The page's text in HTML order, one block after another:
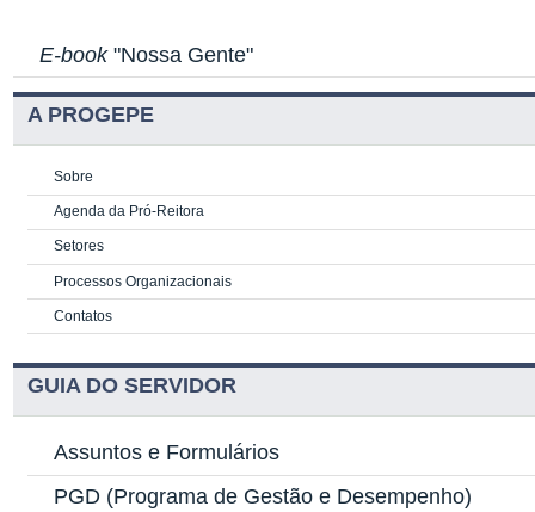
E-book"Nossa Gente"
A PROGEPE
Sobre
Agenda da Pró-Reitora
Setores
Processos Organizacionais
Contatos
GUIA DO SERVIDOR
Assuntos e Formulários
PGD (Programa de Gestão e Desempenho)